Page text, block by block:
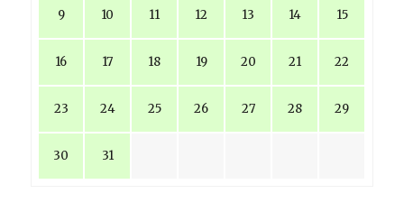
9 10 11 12 13 14 15
16 17 18 19 20 21 22
23 24 25 26 27 28 29
30 31